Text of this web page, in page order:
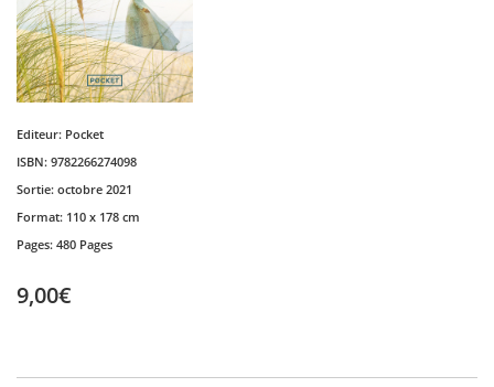
Editeur: Pocket
ISBN: 9782266274098
Sortie: octobre 2021
Format: 110 x 178 cm
Pages: 480 Pages
9,00€